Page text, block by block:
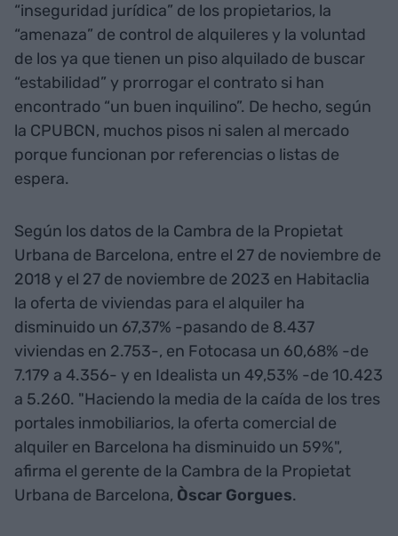
“inseguridad jurídica” de los propietarios, la
“amenaza” de control de alquileres y la voluntad
de los ya que tienen un piso alquilado de buscar
“estabilidad” y prorrogar el contrato si han
encontrado “un buen inquilino”. De hecho, según
la CPUBCN, muchos pisos ni salen al mercado
porque funcionan por referencias o listas de
espera.
Según los datos de la Cambra de la Propietat
Urbana de Barcelona, entre el 27 de noviembre de
2018 y el 27 de noviembre de 2023 en Habitaclia
la oferta de viviendas para el alquiler ha
disminuido un 67,37% -pasando de 8.437
viviendas en 2.753-, en Fotocasa un 60,68% -de
7.179 a 4.356- y en Idealista un 49,53% -de 10.423
a 5.260. "Haciendo la media de la caída de los tres
portales inmobiliarios, la oferta comercial de
alquiler en Barcelona ha disminuido un 59%",
afirma el gerente de la Cambra de la Propietat
Urbana de Barcelona, Òscar Gorgues.